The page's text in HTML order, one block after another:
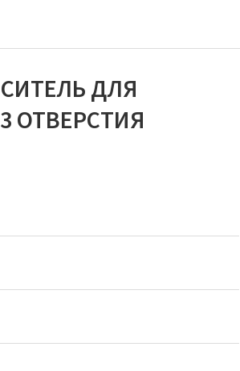
ДЛЯ
ОТВЕРСТИЯ